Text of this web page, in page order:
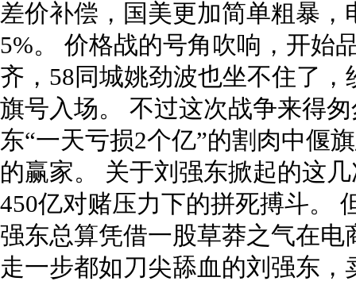
差价补偿，国美更加简单粗暴
5%。 价格战的号角吹响，开始
齐，58同城姚劲波也坐不住了
旗号入场。 不过这次战争来得
东“一天亏损2个亿”的割肉中偃
的赢家。 关于刘强东掀起的这
450亿对赌压力下的拼死搏斗。
强东总算凭借一股草莽之气在
走一步都如刀尖舔血的刘强东